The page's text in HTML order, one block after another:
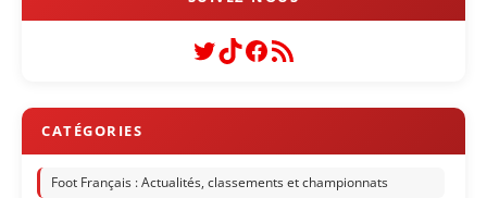
Twitter
TikTok
Facebook
Flux RSS
Foot Français : Actualités, classements et championnats